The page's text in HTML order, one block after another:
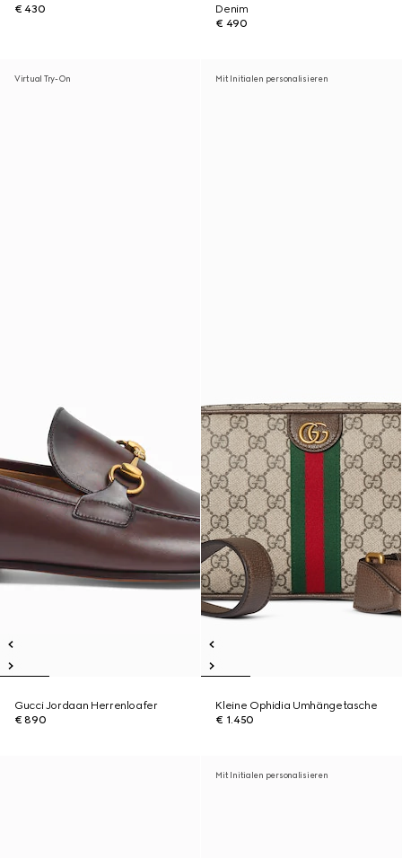
€ 430
Denim
€ 490
Virtual Try-On
Gucci Jordaan Herrenloafer
€ 890
Mit Initialen personalisieren
Kleine Ophidia Umhängetasche
€ 1.450
Mit Initialen personalisieren